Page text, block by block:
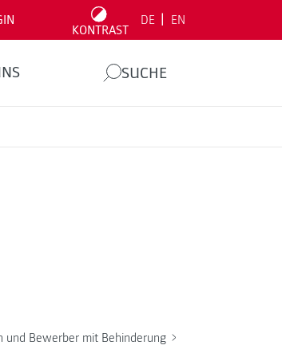
KONTRAST
DE EN
SUCHE
und Bewerber mit Behinderung